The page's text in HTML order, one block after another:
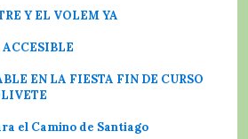
Y EL VOLEM YA
ACCESIBLE
EN LA FIESTA FIN DE CURSO
el Camino de Santiago